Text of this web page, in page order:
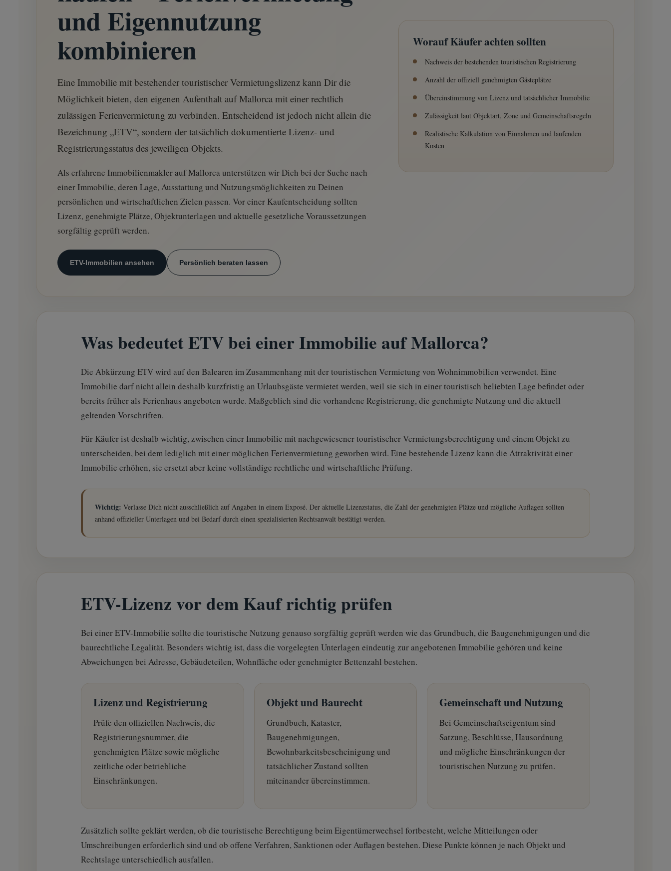
und Eigennutzung
kombinieren
Eine Immobilie mit bestehender touristischer Vermietungslizenz kann Dir die
Möglichkeit bieten, den eigenen Aufenthalt auf Mallorca mit einer rechtlich
zulässigen Ferienvermietung zu verbinden. Entscheidend ist jedoch nicht allein die
Bezeichnung „ETV“, sondern der tatsächlich dokumentierte Lizenz- und
Registrierungsstatus des jeweiligen Objekts.
Als erfahrene Immobilienmakler auf Mallorca unterstützen wir Dich bei der Suche nach
einer Immobilie, deren Lage, Ausstattung und Nutzungsmöglichkeiten zu Deinen
persönlichen und wirtschaftlichen Zielen passen. Vor einer Kaufentscheidung sollten
Lizenz, genehmigte Plätze, Objektunterlagen und aktuelle gesetzliche Voraussetzungen
sorgfältig geprüft werden.
ETV-Immobilien ansehen Persönlich beraten lassen
Worauf Käufer achten sollten
Nachweis der bestehenden touristischen Registrierung
Anzahl der offiziell genehmigten Gästeplätze
Übereinstimmung von Lizenz und tatsächlicher Immobilie
Zulässigkeit laut Objektart, Zone und Gemeinschaftsregeln
Realistische Kalkulation von Einnahmen und laufenden
Kosten
Was bedeutet ETV bei einer Immobilie auf Mallorca?
Die Abkürzung ETV wird auf den Balearen im Zusammenhang mit der touristischen Vermietung von Wohnimmobilien verwendet. Eine
Immobilie darf nicht allein deshalb kurzfristig an Urlaubsgäste vermietet werden, weil sie sich in einer touristisch beliebten Lage befindet oder
bereits früher als Ferienhaus angeboten wurde. Maßgeblich sind die vorhandene Registrierung, die genehmigte Nutzung und die aktuell
geltenden Vorschriften.
Für Käufer ist deshalb wichtig, zwischen einer Immobilie mit nachgewiesener touristischer Vermietungsberechtigung und einem Objekt zu
unterscheiden, bei dem lediglich mit einer möglichen Ferienvermietung geworben wird. Eine bestehende Lizenz kann die Attraktivität einer
Immobilie erhöhen, sie ersetzt aber keine vollständige rechtliche und wirtschaftliche Prüfung.
Wichtig: Verlasse Dich nicht ausschließlich auf Angaben in einem Exposé. Der aktuelle Lizenzstatus, die Zahl der genehmigten Plätze und mögliche Auflagen sollten
anhand offizieller Unterlagen und bei Bedarf durch einen spezialisierten Rechtsanwalt bestätigt werden.
ETV-Lizenz vor dem Kauf richtig prüfen
Bei einer ETV-Immobilie sollte die touristische Nutzung genauso sorgfältig geprüft werden wie das Grundbuch, die Baugenehmigungen und die
baurechtliche Legalität. Besonders wichtig ist, dass die vorgelegten Unterlagen eindeutig zur angebotenen Immobilie gehören und keine
Abweichungen bei Adresse, Gebäudeteilen, Wohnfläche oder genehmigter Bettenzahl bestehen.
Lizenz und Registrierung
Prüfe den offiziellen Nachweis, die
Registrierungsnummer, die
genehmigten Plätze sowie mögliche
zeitliche oder betriebliche
Einschränkungen.
Objekt und Baurecht
Grundbuch, Kataster,
Baugenehmigungen,
Bewohnbarkeitsbescheinigung und
tatsächlicher Zustand sollten
miteinander übereinstimmen.
Gemeinschaft und Nutzung
Bei Gemeinschaftseigentum sind
Satzung, Beschlüsse, Hausordnung
und mögliche Einschränkungen der
touristischen Nutzung zu prüfen.
Zusätzlich sollte geklärt werden, ob die touristische Berechtigung beim Eigentümerwechsel fortbesteht, welche Mitteilungen oder
Umschreibungen erforderlich sind und ob offene Verfahren, Sanktionen oder Auflagen bestehen. Diese Punkte können je nach Objekt und
Rechtslage unterschiedlich ausfallen.